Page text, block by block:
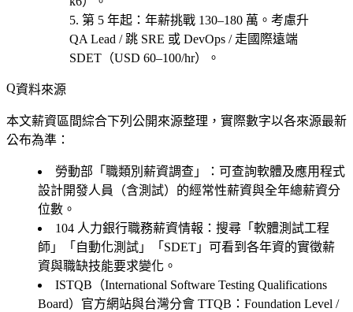
第 5 年起 ：年薪挑戰 130–180 萬。考慮升
QA Lead / 跳 SRE 或 DevOps / 走國際遠端
SDET（USD 60–100/hr）
。
資料來源
本文薪資區間綜合下列公開來源整理，實際數字以各來源最新
公布為準：
勞動部「職類別薪資調查」
：可查詢軟體及應用程式
設計開發人員（含測試）的經常性薪資與全年總薪資分
位數。
104 人力銀行職務薪資情報 ：搜尋「軟體測試工程
師」「自動化測試」「SDET」可看到各年資的實徵薪
資與職缺技能要求變化。
ISTQB（International Software Testing Qualifications
Board）官方網站與台灣分會 TTQB ：Foundation Level /